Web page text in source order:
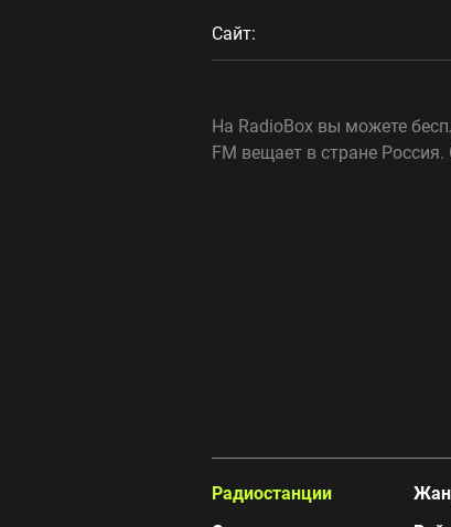
Сайт:
На RadioBox вы можете
FM вещает в стране
Радиостанции